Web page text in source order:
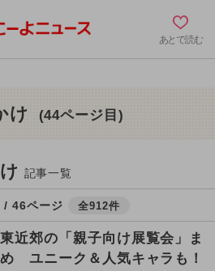
あとで読む
け (44ページ目)
記事一覧
/ 46ページ 全912件
近郊の「親子向け展覧会」ま
ユニーク＆人気キャラも！